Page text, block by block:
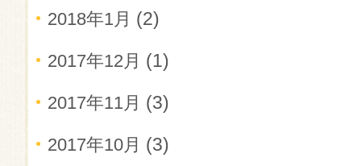
2018年1月 (2)
2017年12月 (1)
2017年11月 (3)
2017年10月 (3)